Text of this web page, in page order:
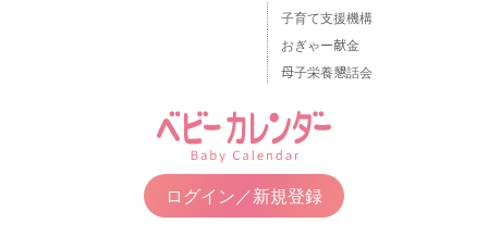
子育て支援機構
おぎゃー献金
母子栄養懇話会
ログイン／新規登録